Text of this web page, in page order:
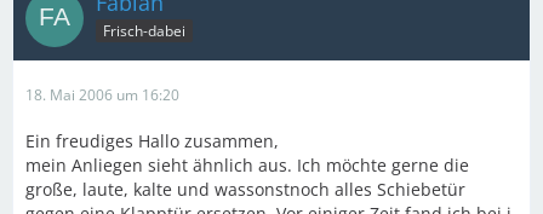
Frisch-dabei
18. Mai 2006 um 16:20
Ein freudiges Hallo zusammen,
mein Anliegen sieht ähnlich aus. Ich möchte gerne die
große, laute, kalte und wassonstnoch alles Schiebetür